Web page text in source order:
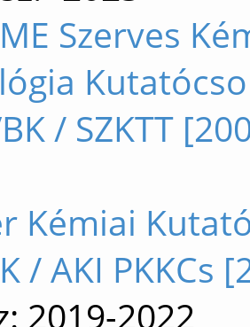
Szerves
/ SZKTT
Kémiai
/ AKI PKKCs
2019-2022